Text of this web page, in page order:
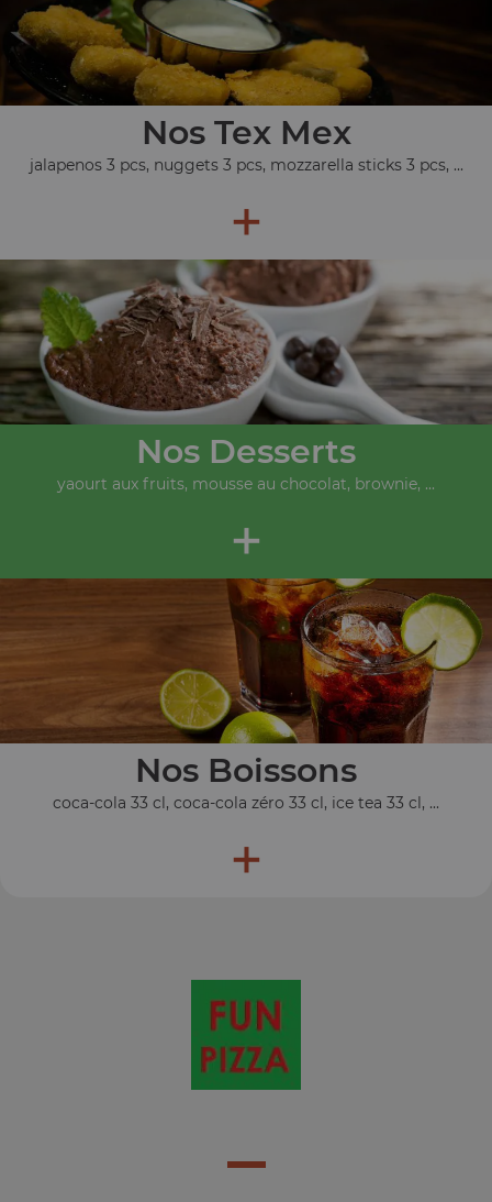
Nos Tex Mex
jalapenos 3 pcs, nuggets 3 pcs, mozzarella sticks 3 pcs, ...
+
Nos Desserts
yaourt aux fruits, mousse au chocolat, brownie, ...
+
Nos Boissons
coca-cola 33 cl, coca-cola zéro 33 cl, ice tea 33 cl, ...
+